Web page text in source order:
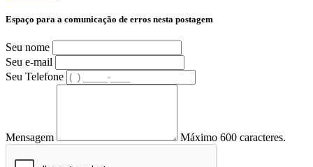
Espaço para a comunicação de erros nesta postagem
Seu nome
Seu e-mail
Seu Telefone
Mensagem Máximo 600 caracteres.